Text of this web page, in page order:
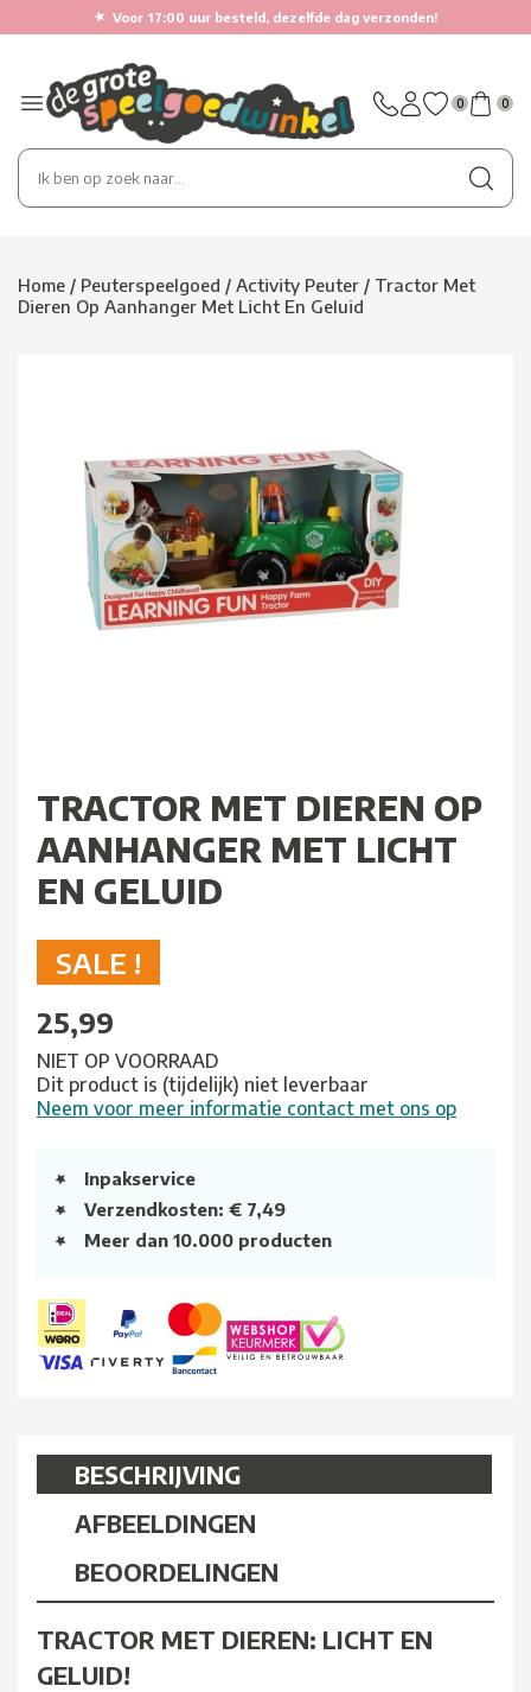
★ Voor 17:00 uur besteld, dezelfde dag verzonden!
0 0
Home / Peuterspeelgoed / Activity Peuter / Tractor Met
Dieren Op Aanhanger Met Licht En Geluid
TRACTOR MET DIEREN OP
AANHANGER MET LICHT
EN GELUID
SALE !
25,99
NIET OP VOORRAAD
Dit product is (tijdelijk) niet leverbaar
Neem voor meer informatie contact met ons op
Inpakservice
Verzendkosten: € 7,49
Meer dan 10.000 producten
BESCHRIJVING
AFBEELDINGEN
BEOORDELINGEN
TRACTOR MET DIEREN: LICHT EN
GELUID!